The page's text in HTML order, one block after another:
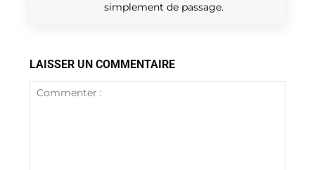
simplement de passage.
LAISSER UN COMMENTAIRE